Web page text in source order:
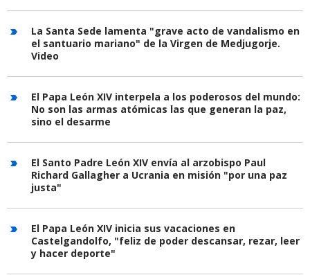
La Santa Sede lamenta "grave acto de vandalismo en
el santuario mariano" de la Virgen de Medjugorje.
Video
El Papa León XIV interpela a los poderosos del mundo:
No son las armas atómicas las que generan la paz,
sino el desarme
El Santo Padre León XIV envía al arzobispo Paul
Richard Gallagher a Ucrania en misión "por una paz
justa"
El Papa León XIV inicia sus vacaciones en
Castelgandolfo, "feliz de poder descansar, rezar, leer
y hacer deporte"